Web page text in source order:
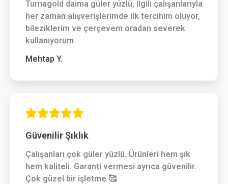
Turnagold daima güler yüzlü, ilgili çalışanlarıyla
her zaman alışverişlerimde ilk tercihim oluyor,
bileziklerim ve çerçevem oradan severek
kullanıyorum.
Mehtap Y.
Güvenilir Şıklık
Çalışanları çok güler yüzlü. Ürünleri hem şık
hem kaliteli. Garanti vermesi ayrıca güvenilir.
Çok güzel bir işletme 🥰